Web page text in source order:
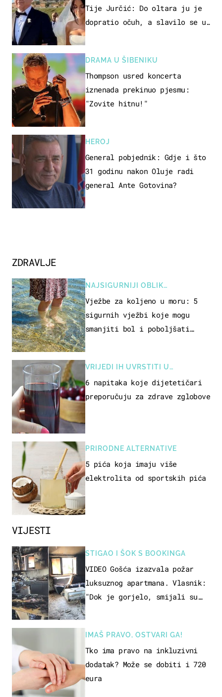
VIJESTI
STIGAO I ŠOK S BOOKINGA
VIDEO Gošća izazvala požar
luksuznog apartmana. Vlasnik:
"Dok je gorjelo, smijali su
IMAŠ PRAVO, OSTVARI GA!
Tko ima pravo na inkluzivni
dodatak? Može se dobiti i 720
eura
Tije Jurčić: Do oltara ju je
dopratio očuh, a slavilo se uz
DRAMA U ŠIBENIKU
Thompson usred koncerta
iznenada prekinuo pjesmu:
"Zovite hitnu!"
HEROJ
General pobjednik: Gdje i što
31 godinu nakon Oluje radi
general Ante Gotovina?
ZDRAVLJE
NAJSIGURNIJI OBLIK
REKREACIJE
Vježbe za koljeno u moru: 5
sigurnih vježbi koje mogu
smanjiti bol i poboljšati
VRIJEDI IH UVRSTITI U
PREHRANU
6 napitaka koje dijetetičari
preporučuju za zdrave zglobove
PRIRODNE ALTERNATIVE
5 pića koja imaju više
elektrolita od sportskih pića